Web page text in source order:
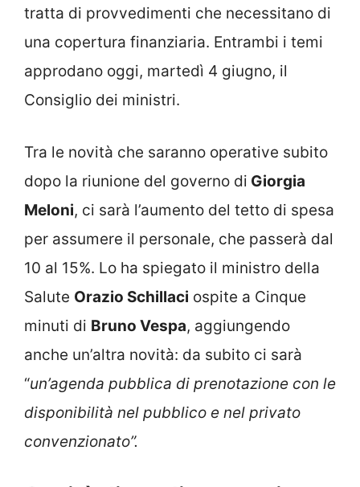
tratta di provvedimenti che necessitano di
una copertura finanziaria. Entrambi i temi
approdano oggi, martedì 4 giugno, il
Consiglio dei ministri.
Tra le novità che saranno operative subito
dopo la riunione del governo di Giorgia
Meloni, ci sarà l’aumento del tetto di spesa
per assumere il personale, che passerà dal
10 al 15%. Lo ha spiegato il ministro della
Salute Orazio Schillaci ospite a Cinque
minuti di Bruno Vespa, aggiungendo
anche un’altra novità: da subito ci sarà
“un’agenda pubblica di prenotazione con le
disponibilità nel pubblico e nel privato
convenzionato”.